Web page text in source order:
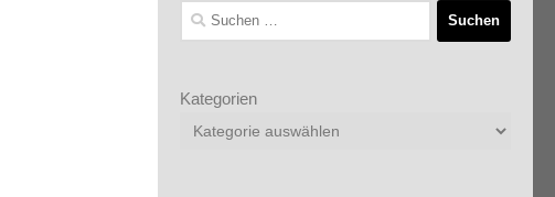
Suchen
nach:
Kategorien